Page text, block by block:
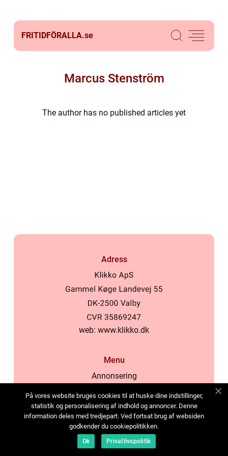
FRITIDFÖRALLA.se
Marcus Stenström
The author has no published articles yet
Adress
web: www.klikko.dk
Menu
Annonsering
Cookies
Kontakta oss
Sitemap
På vores website bruges cookies til at huske dine indstillinger,
statistik og personalisering af indhold og annoncer. Denne
information deles med tredjepart. Ved fortsat brug af websiden
godkender du cookiepolitikken.
Ok Privatlivspolitik